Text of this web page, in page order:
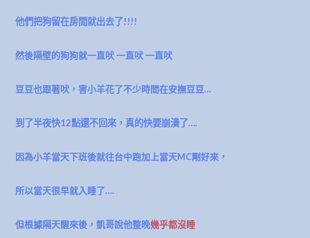
他們把狗留在房間就出去了!!!!
然後隔壁的狗狗就一直吠一直吠一直吠
豆豆也跟著吠，害小羊花了不少時間在安撫豆豆…
到了半夜快12點還不回來，真的快要崩潰了….
因為小羊當天下班後就往台中跑加上當天MC剛好來，
所以當天很早就入睡了….
但根據隔天醒來後，凱哥說他整晚幾乎都沒睡